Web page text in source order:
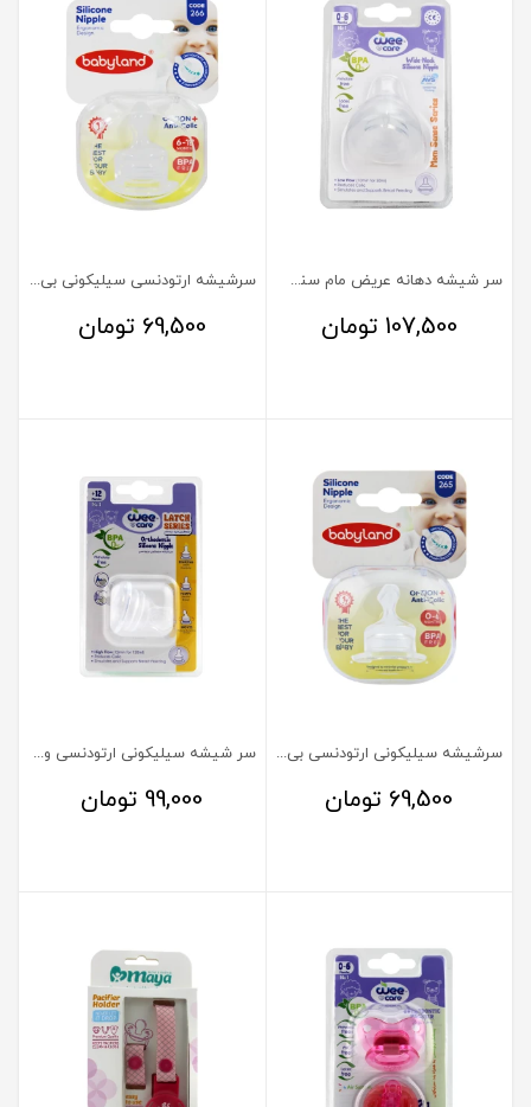
سر شیشه دهانه عریض مام سنس 6-0 ماه کد N514 وی کر
107,500 تومان
سرشیشه ارتودنسی سیلیکونی بی بی لند 266 سایز 2
69,500 تومان
سرشیشه سیلیکونی ارتودنسی بی بی لند کد 265 سایز 1
69,500 تومان
سر شیشه سیلیکونی ارتودنسی وی کر سری لچ شماره 3 بالای یکسال
99,000 تومان